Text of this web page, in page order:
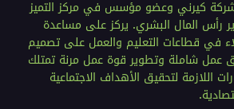
كيرني وعضو مؤسس في مركز التميز
رأس المال البشري. يركز على مساعدة
في قطاعات التعليم والعمل على تصميم
عمل شاملة وتطوير قوة عمل مرنة تمتلك
اللازمة لتحقيق الأهداف الاجتماعية